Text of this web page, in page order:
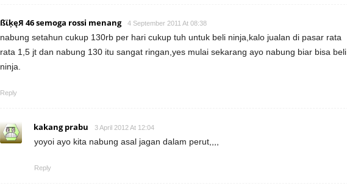
ßϊķęЯ 46 semoga rossi menang 4 September 2011 At 08:38
nabung setahun cukup 130rb per hari cukup tuh untuk beli ninja,kalo jualan di pasar rata
rata 1,5 jt dan nabung 130 itu sangat ringan,yes mulai sekarang ayo nabung biar bisa beli
ninja.
Reply
kakang prabu 3 April 2012 At 12:04
yoyoi ayo kita nabung asal jagan dalam perut,,,,
Reply